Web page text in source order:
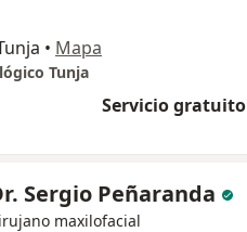
• Mapa
Tunja
Servicio gratuito
Sergio Peñaranda
maxilofacial